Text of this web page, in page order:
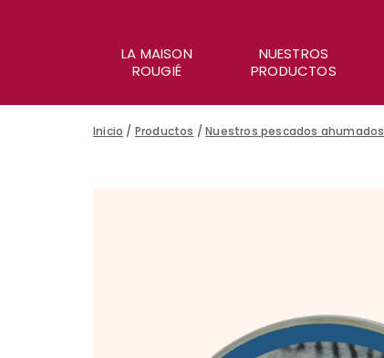
LA MAISON
ROUGIÉ
NUESTROS
PRODUCTOS
Inicio / Productos /Nuestros pescados ahumados